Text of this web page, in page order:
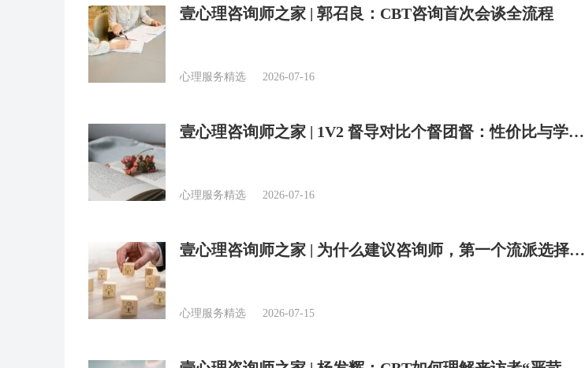
壹心理咨询师之家 | 郭召良：CBT咨询首次会谈全流程
心理服务精选 2026-07-16
壹心理咨询师之家 | 1V2 督导对比个督团督：性价比与学习
心理服务精选 2026-07-16
壹心理咨询师之家 | 为什么建议咨询师，第一个流派选择
心理服务精选 2026-07-15